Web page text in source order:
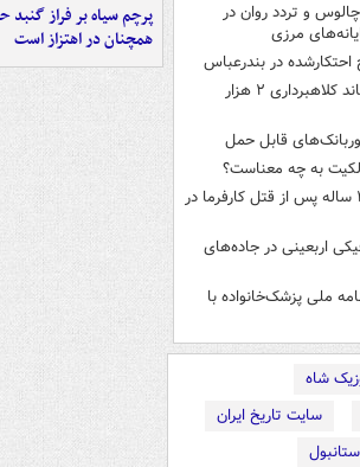
و تردد روان در
مرزی
دستگیری اعضای باند کلاهبرداری ۲ هزار
قابل حمل
به چه معناست؟
دستگیری کارگر ۳۶ ساله پس از قتل کارفرما در
اربعینی در جاده‌های
ملی پزشک‌خانواده با
شاه
سایت تاریخ ایران
پرچم سیاه بر فراز
همچنان در اهتزاز است